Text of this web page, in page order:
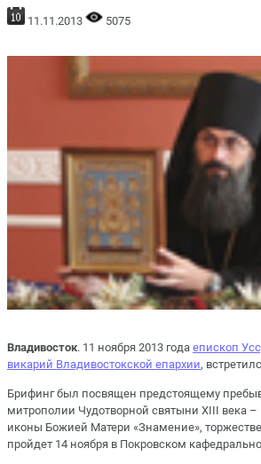
11.11.2013 5075
Владивосток. 11 ноября 2013 года епископ
викарий Владивостокской епархии,
Брифинг был посвящен предстоящему
митрополии Чудотворной святыни XIII века –
иконы Божией Матери «Знамение»,
пройдет 14 ноября в Покровском